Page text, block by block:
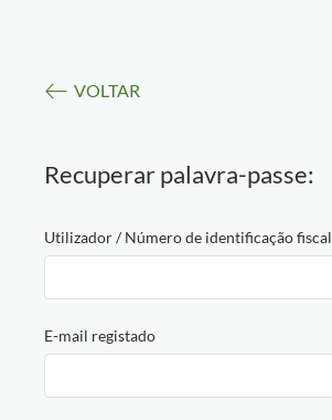
VOLTAR
Recuperar palavra-passe:
Utilizador / Número de identificação fiscal
E-mail registado